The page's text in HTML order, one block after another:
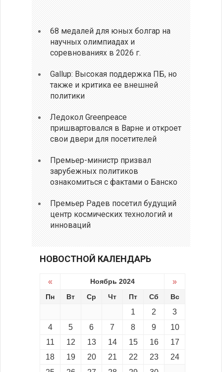
68 медалей для юных болгар на
научных олимпиадах и
соревнованиях в 2026 г.
Gallup: Высокая поддержка ПБ, но
также и критика ее внешней
политики
Ледокол Greenpeace
пришвартовался в Варне и откроет
свои двери для посетителей
Премьер-министр призвал
зарубежных политиков
ознакомиться с фактами о Банско
Премьер Радев посетил будущий
центр космических технологий и
инноваций
НОВОСТНОЙ КАЛЕНДАРЬ
« Ноябрь 2024 »
Пн Вт Ср Чт Пт Сб Вс
1 2
3
4
5 6 7 8 9
10
11
12 13 14 15 16
17
18
19 20 21 22 23
24